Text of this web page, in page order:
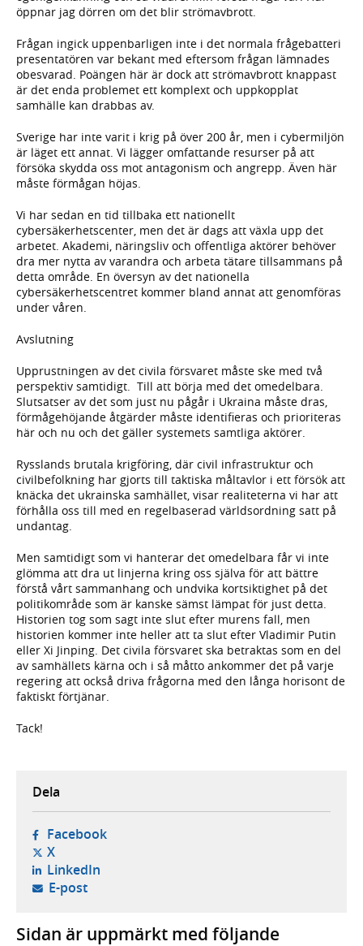
öppnar jag dörren om det blir strömavbrott.
Frågan ingick uppenbarligen inte i det normala frågebatteri
presentatören var bekant med eftersom frågan lämnades
obesvarad. Poängen här är dock att strömavbrott knappast
är det enda problemet ett komplext och uppkopplat
samhälle kan drabbas av.
Sverige har inte varit i krig på över 200 år, men i cybermiljön
är läget ett annat. Vi lägger omfattande resurser på att
försöka skydda oss mot antagonism och angrepp. Även här
måste förmågan höjas.
Vi har sedan en tid tillbaka ett nationellt
cybersäkerhetscenter, men det är dags att växla upp det
arbetet. Akademi, näringsliv och offentliga aktörer behöver
dra mer nytta av varandra och arbeta tätare tillsammans på
detta område. En översyn av det nationella
cybersäkerhetscentret kommer bland annat att genomföras
under våren.
Avslutning
Upprustningen av det civila försvaret måste ske med två
perspektiv samtidigt. Till att börja med det omedelbara.
Slutsatser av det som just nu pågår i Ukraina måste dras,
förmågehöjande åtgärder måste identifieras och prioriteras
här och nu och det gäller systemets samtliga aktörer.
Rysslands brutala krigföring, där civil infrastruktur och
civilbefolkning har gjorts till taktiska måltavlor i ett försök att
knäcka det ukrainska samhället, visar realiteterna vi har att
förhålla oss till med en regelbaserad världsordning satt på
undantag.
Men samtidigt som vi hanterar det omedelbara får vi inte
glömma att dra ut linjerna kring oss själva för att bättre
förstå vårt sammanhang och undvika kortsiktighet på det
politikområde som är kanske sämst lämpat för just detta.
Historien tog som sagt inte slut efter murens fall, men
historien kommer inte heller att ta slut efter Vladimir Putin
eller Xi Jinping. Det civila försvaret ska betraktas som en del
av samhällets kärna och i så måtto ankommer det på varje
regering att också driva frågorna med den långa horisont de
faktiskt förtjänar.
Tack!
Dela
Facebook- öppnas i ny flik, extern webbplats,
X- öppnas i ny flik, extern webbplats,
LinkedIn- öppnas i ny flik, extern webbplats,
E-post- öppnar din e-postklient,
Sidan är uppmärkt med följande